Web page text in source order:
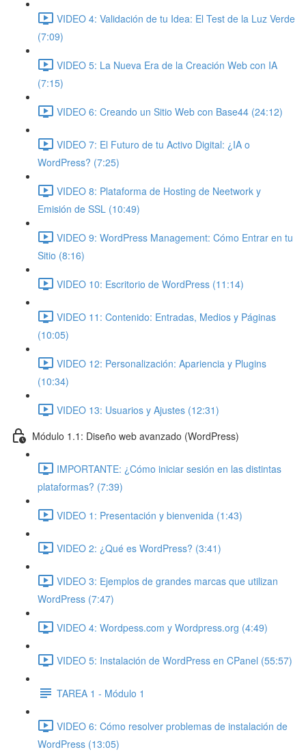
VIDEO 4: Validación de tu Idea: El Test de la Luz Verde
(7:09)
VIDEO 5: La Nueva Era de la Creación Web con IA
(7:15)
VIDEO 6: Creando un Sitio Web con Base44 (24:12)
VIDEO 7: El Futuro de tu Activo Digital: ¿IA o
WordPress? (7:25)
VIDEO 8: Plataforma de Hosting de Neetwork y
Emisión de SSL (10:49)
VIDEO 9: WordPress Management: Cómo Entrar en tu
Sitio (8:16)
VIDEO 10: Escritorio de WordPress (11:14)
VIDEO 11: Contenido: Entradas, Medios y Páginas
(10:05)
VIDEO 12: Personalización: Apariencia y Plugins
(10:34)
VIDEO 13: Usuarios y Ajustes (12:31)
Módulo 1.1: Diseño web avanzado (WordPress)
IMPORTANTE: ¿Cómo iniciar sesión en las distintas
plataformas? (7:39)
VIDEO 1: Presentación y bienvenida (1:43)
VIDEO 2: ¿Qué es WordPress? (3:41)
VIDEO 3: Ejemplos de grandes marcas que utilizan
WordPress (7:47)
VIDEO 4: Wordpess.com y Wordpress.org (4:49)
VIDEO 5: Instalación de WordPress en CPanel (55:57)
TAREA 1 - Módulo 1
VIDEO 6: Cómo resolver problemas de instalación de
WordPress (13:05)